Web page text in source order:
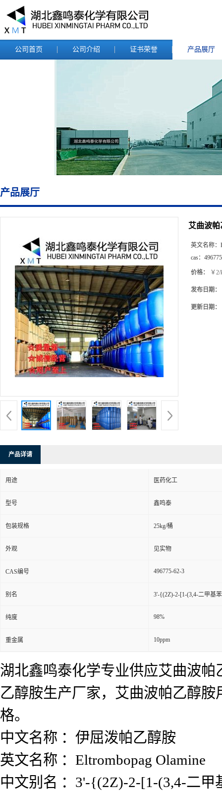
公司首页 公司介绍 证书荣誉 产品展厅
产品展厅
艾曲波
英文名称：
cas：
价格： ￥2/
发布日期：
更新日期：
产品详请
用途 医药化工
型号 鑫鸣泰
包装规格 25kg/桶
外观 见实物
CAS编号 496775-62-3
别名 3'-{(2Z)-2-[1-(3,4-二甲基
纯度 98%
重金属 10ppm
湖北鑫鸣泰化学专业供应艾曲波
乙醇胺生产厂家，艾曲波帕乙醇
格。
中文名称 ：伊屈泼帕乙醇胺
英文名称 ：Eltrombopag Olamine
中文别名 ：3'-{(2Z)-2-[1-(3,4-二